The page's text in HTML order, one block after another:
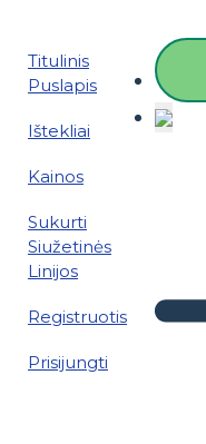
Titulinis
Puslapis
Ištekliai
Kainos
Sukurti
Siužetinės
Linijos
Registruotis
Prisijungti